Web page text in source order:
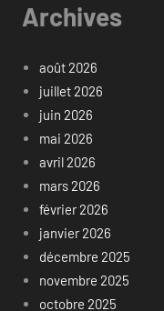
Archives
août 2026
juillet 2026
juin 2026
mai 2026
avril 2026
mars 2026
février 2026
janvier 2026
décembre 2025
novembre 2025
octobre 2025